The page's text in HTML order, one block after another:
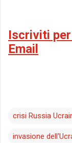
Iscriviti
Email
crisi Russia
invasione